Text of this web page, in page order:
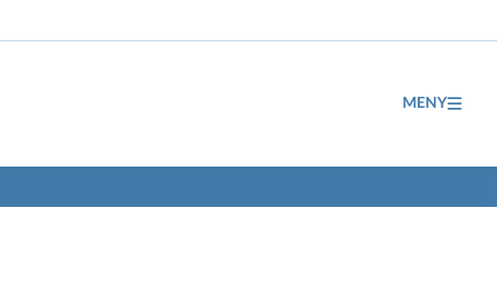
MENY